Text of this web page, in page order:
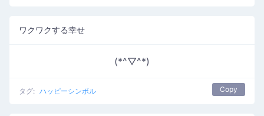
ワクワクする幸せ
(*^▽^*)
タグ: ハッピーシンボル Copy